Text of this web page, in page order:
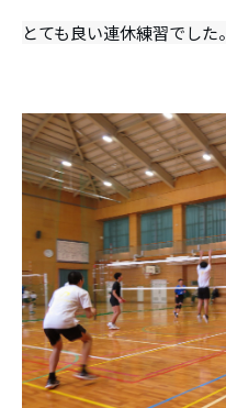
とても良い連休練習でした。